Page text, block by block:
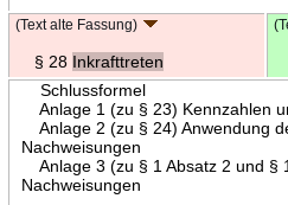
(Text alte Fassung)
§ 28 Inkrafttreten
Schlussformel
Anlage 1 (zu § 23) Kennzahlen
Anlage 2 (zu § 24) Anwendung
Nachweisungen
Anlage 3 (zu § 1 Absatz 2 und §
Nachweisungen